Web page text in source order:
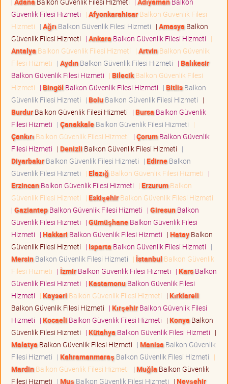
Güvenlik Filesi Hizmeti | AfyonkarahisarBalkon Güvenlik Filesi
Hizmeti | Ağrı Balkon Güvenlik Filesi Hizmeti | Amasya Balkon
Güvenlik Filesi Hizmeti | Ankara Balkon Güvenlik Filesi Hizmeti |
Antalya Balkon Güvenlik Filesi Hizmeti | ArtvinBalkon Güvenlik
Filesi Hizmeti | AydınBalkon Güvenlik Filesi Hizmeti | Balıkesir
Balkon Güvenlik Filesi Hizmeti | BilecikBalkon Güvenlik Filesi
Hizmeti | Bingöl Balkon Güvenlik Filesi Hizmeti | BitlisBalkon
Güvenlik Filesi Hizmeti | BoluBalkon Güvenlik Filesi Hizmeti |
BurdurBalkon Güvenlik Filesi Hizmeti | Bursa Balkon Güvenlik
Filesi Hizmeti | ÇanakkaleBalkon Güvenlik Filesi Hizmeti |
Çankırı Balkon Güvenlik Filesi Hizmeti | ÇorumBalkon Güvenlik
Filesi Hizmeti | Denizli Balkon Güvenlik Filesi Hizmeti |
DiyarbakırBalkon Güvenlik Filesi Hizmeti | EdirneBalkon
Güvenlik Filesi Hizmeti | Elazığ Balkon Güvenlik Filesi Hizmeti |
ErzincanBalkon Güvenlik Filesi Hizmeti | ErzurumBalkon
Güvenlik Filesi Hizmeti | EskişehirBalkon Güvenlik Filesi Hizmeti
| GaziantepBalkon Güvenlik Filesi Hizmeti | GiresunBalkon
Güvenlik Filesi Hizmeti | GümüşhaneBalkon Güvenlik Filesi
Hizmeti | Hakkari Balkon Güvenlik Filesi Hizmeti | HatayBalkon
Güvenlik Filesi Hizmeti | Isparta Balkon Güvenlik Filesi Hizmeti |
MersinBalkon Güvenlik Filesi Hizmeti | İstanbul Balkon Güvenlik
Filesi Hizmeti | İzmirBalkon Güvenlik Filesi Hizmeti | KarsBalkon
Güvenlik Filesi Hizmeti | KastamonuBalkon Güvenlik Filesi
Hizmeti | Kayseri Balkon Güvenlik Filesi Hizmeti | Kırklareli
Balkon Güvenlik Filesi Hizmeti | KırşehirBalkon Güvenlik Filesi
Hizmeti | Kocaeli Balkon Güvenlik Filesi Hizmeti | Konya Balkon
Güvenlik Filesi Hizmeti | Kütahya Balkon Güvenlik Filesi Hizmeti |
Malatya Balkon Güvenlik Filesi Hizmeti | Manisa Balkon Güvenlik
Filesi Hizmeti | Kahramanmaraş Balkon Güvenlik Filesi Hizmeti |
MardinBalkon Güvenlik Filesi Hizmeti | Muğla Balkon Güvenlik
Filesi Hizmeti | Muş Balkon Güvenlik Filesi Hizmeti | Nevşehir